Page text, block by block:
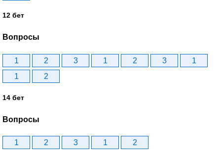
12 бет
Вопросы
1 2 3 1 2 3
1
1
2
14 бет
Вопросы
1 2 3 1 2